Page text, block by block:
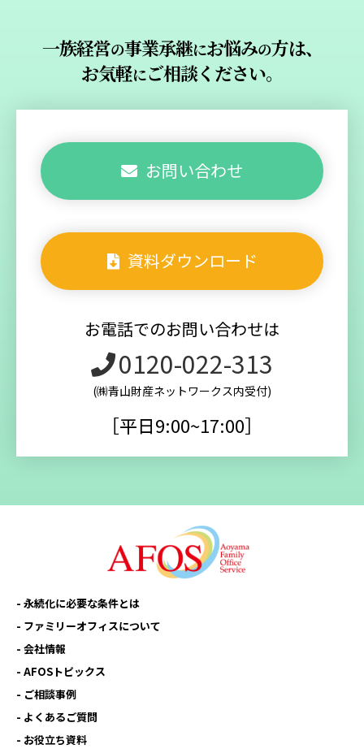
⼀族経営の事業承継にお悩みの⽅は、
お気軽にご相談ください。
お問い合わせ
資料ダウンロード
お電話でのお問い合わせは
0120-022-313
(㈱青山財産ネットワークス内受付)
［平日9:00~17:00］
永続化に必要な条件とは
ファミリーオフィスについて
会社情報
AFOSトピックス
ご相談事例
よくあるご質問
お役立ち資料